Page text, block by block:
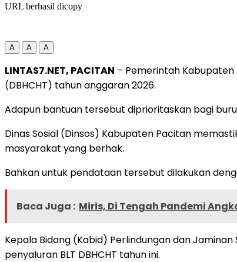
URL berhasil dicopy
A A A
LINTAS7.NET, PACITAN – Pemerintah Kabupaten
(DBHCHT) tahun anggaran 2026.
Adapun bantuan tersebut diprioritaskan bagi
Dinas Sosial (Dinsos) Kabupaten Pacitan
masyarakat yang berhak.
Bahkan untuk pendataan tersebut dilakukan
Baca Juga : Miris, Di Tengah Pandemi
Kepala Bidang (Kabid) Perlindungan dan
penyaluran BLT DBHCHT tahun ini.